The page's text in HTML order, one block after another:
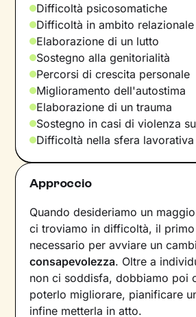
Difficoltà psicosomatiche
Difficoltà in ambito
Elaborazione di un lutto
Sostegno alla genitorialità
Percorsi di crescita personale
Miglioramento dell'autostima
Elaborazione di un trauma
Sostegno in casi di violenza
Difficoltà nella sfera lavorativa
Approccio
Quando desideriamo un
ci troviamo in difficoltà, il primo
necessario per avviare un
consapevolezza. Oltre a
non ci soddisfa, dobbiamo poi
poterlo migliorare, pianificare
infine metterla in atto.